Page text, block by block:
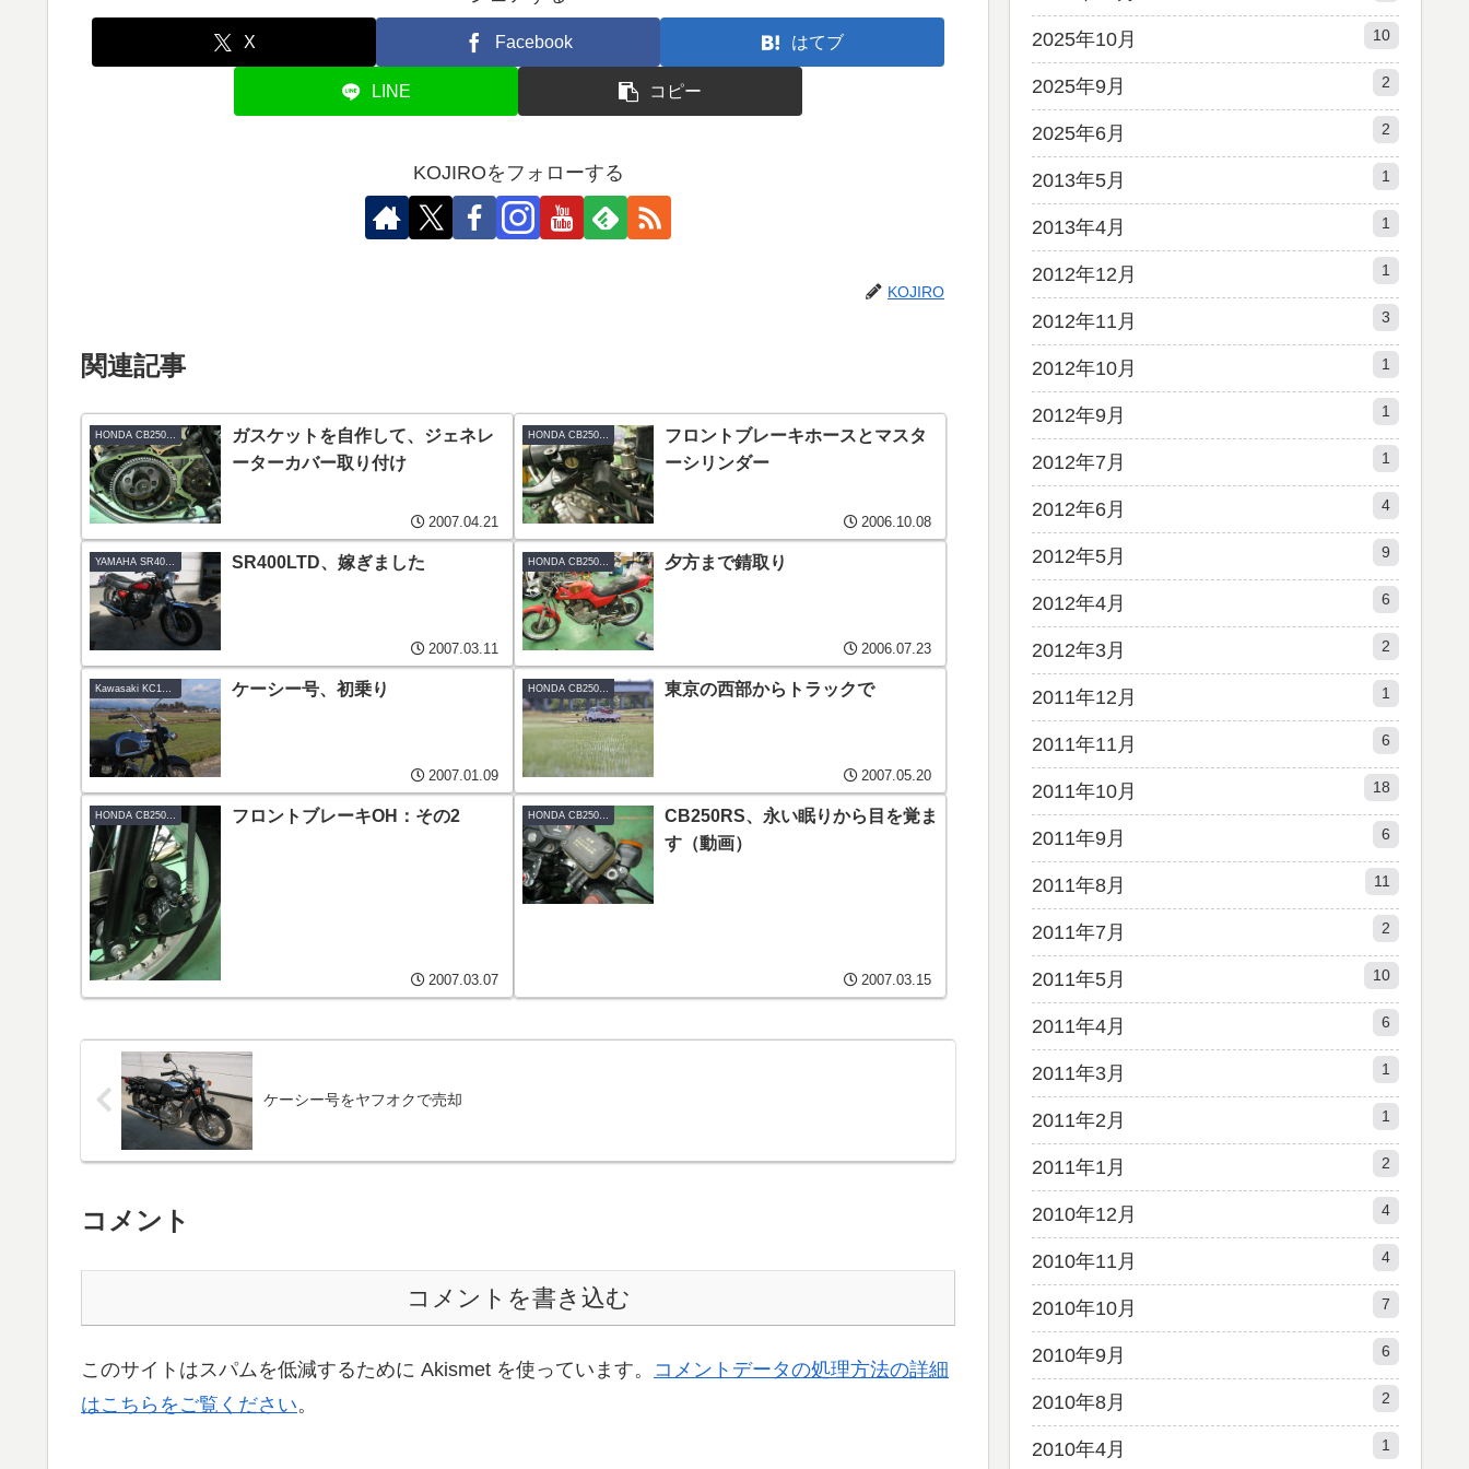
X Facebook はてブ
LINE コピー
KOJIROをフォローする
KOJIRO
関連記事
ガスケットを自作して、ジェネレ
ーターカバー取り付け
2007.04.21
フロントブレーキホースとマスタ
ーシリンダー
2006.10.08
SR400LTD、嫁ぎました
2007.03.11
夕方まで錆取り
2006.07.23
Kawasaki KC125-A6 ケーシー号、初乗り
2007.01.09
HONDA CB250RS-Z 東京の西部からトラックで
2007.05.20
HONDA CB250RS フロントブレーキOH：その2
2007.03.07
HONDA CB250RS
CB250RS、永い眠りから目を覚ま
す（動画）
2007.03.15
ケーシー号をヤフオクで売却
コメント
コメントを書き込む
このサイトはスパムを低減するために Akismet を使っています。 コメントデータの処理方法の詳細
はこちらをご覧ください。
2025年10月 10
2025年9月 2
2025年6月 2
2013年5月 1
2013年4月 1
2012年12月 1
2012年11月 3
2012年10月 1
2012年9月 1
2012年7月 1
2012年6月 4
2012年5月 9
2012年4月 6
2012年3月 2
2011年12月 1
2011年11月 6
2011年10月 18
2011年9月 6
2011年8月 11
2011年7月 2
2011年5月 10
2011年4月 6
2011年3月 1
2011年2月 1
2011年1月 2
2010年12月 4
2010年11月 4
2010年10月 7
2010年9月 6
2010年8月 2
2010年4月 1